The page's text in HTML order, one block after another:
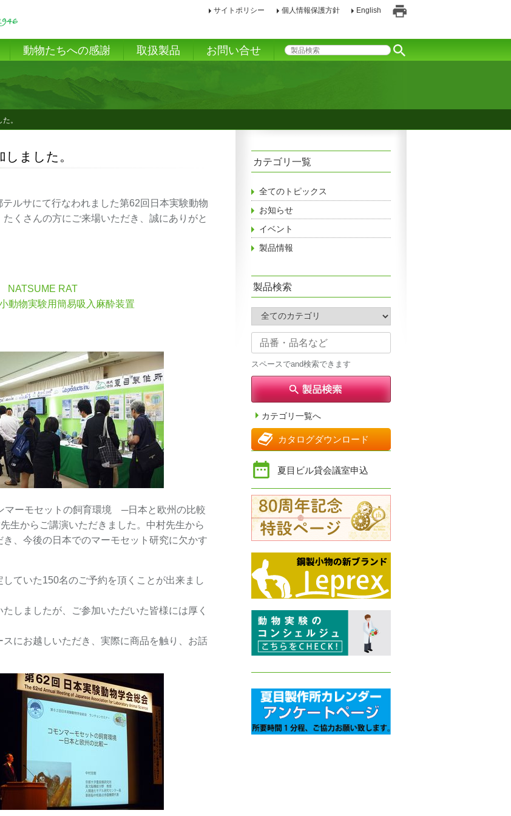
動物たちへの感謝 取扱製品 お問い合せ
サイトポリシー 個人情報保護方針
English
刷
。
ました。
ルサにて行なわれました第62回日本実験動物
くさんの方にご来場いただき、誠にありがと
NATSUME RAT
物実験用簡易吸入麻酔装置
マーモセットの飼育環境 ─日本と欧州の比較
生からご講演いただきました。中村先生から
、今後の日本でのマーモセット研究に欠かす
ていた150名のご予約を頂くことが出来まし
しましたが、ご参加いただいた皆様には厚く
にお越しいただき、実際に商品を触り、お話
カテゴリ一覧
全てのトピックス
お知らせ
イベント
製品情報
製品検索
スペースでand検索できます
カテゴリ一覧へ
カタログダウンロード
夏目ビル貸会議室申込